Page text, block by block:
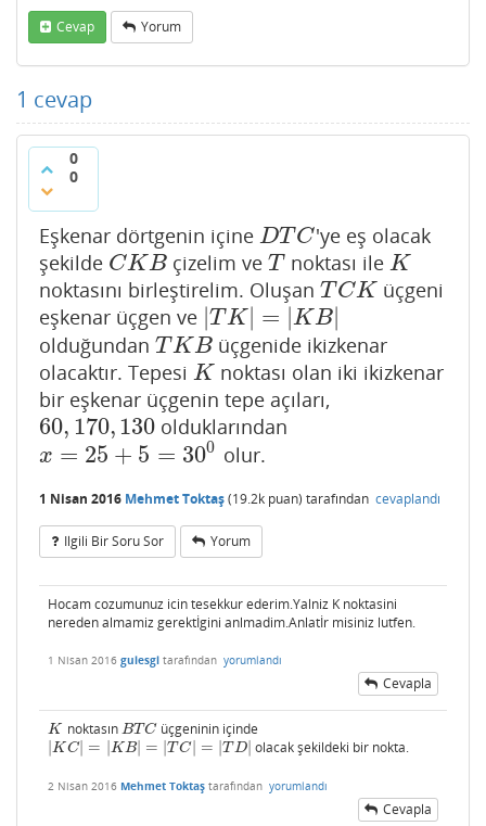
Cevap Yorum
1 cevap
0
0
Eşkenar dörtgenin içine DT C
DTC
'ye eş olacak
şekilde CKB
CKB çizelim veT
T noktası ileK
K
noktasını birleştirelim. Oluşan T CK
TCK
üçgeni
eşkenar üçgen ve |T K| = |KB|
|TK|= |K B|
olduğundan T KB
TKB
üçgenide ikizkenar
olacaktır. Tepesi K
K
noktası olan iki ikizkenar
bir eşkenar üçgenin tepe açıları,
60, 170,130
60,170,130 olduklarından
x = 25 + 5 = 300
x= 25 +5= 30 0 olur.
1 Nisan 2016 Mehmet Toktaş(19.2k puan) tarafından cevaplandı
Ilgili Bir Soru Sor Yorum
Hocam cozumunuz icin tesekkur ederim.Yalniz K noktasini
nereden almamiz gerektİgini anlmadim.Anlatİr misiniz lutfen.
1 Nisan 2016 gulesgl tarafından yorumlandı
Cevapla
K
K noktasın BTC
BTC üçgeninin içinde
KC| = KB = |TC| = |TD|
|KC|= |K |=|T C| |TD| olacak şekildeki bir nokta.
2 Nisan 2016 Mehmet Toktaş tarafından yorumlandı
Cevapla